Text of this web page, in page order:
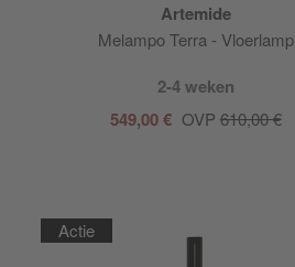
Artemide
Melampo Terra - Vloerlamp
2-4 weken
549,00 € OVP 610,00 €
Actie